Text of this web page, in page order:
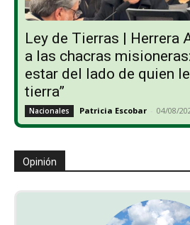
Ley de Tierras | Herrera
a las chacras
estar del lado de quien
tierra”
Nacionales Patricia Escobar - 04/08/
Opinión